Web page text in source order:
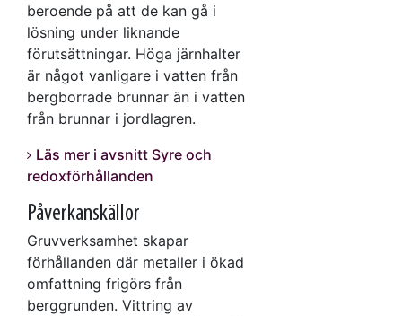
beroende på att de kan gå i
lösning under liknande
förutsättningar. Höga järnhalter
är något vanligare i vatten från
bergborrade brunnar än i vatten
från brunnar i jordlagren.
Läs mer i avsnitt Syre och
redoxförhållanden
Påverkanskällor
Gruvverksamhet skapar
förhållanden där metaller i ökad
omfattning frigörs från
berggrunden. Vittring av